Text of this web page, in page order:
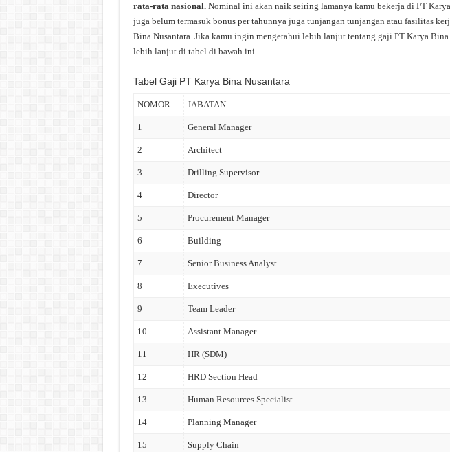
rata-rata nasional. Nominal ini akan naik seiring lamanya kamu bekerja di PT
juga belum termasuk bonus per tahunnya juga tunjangan tunjangan atau fasilitas
Bina Nusantara. Jika kamu ingin mengetahui lebih lanjut tentang gaji PT Karya Bina
lebih lanjut di tabel di bawah ini.
Tabel Gaji PT Karya Bina Nusantara
NOMOR JABATAN
1 General Manager
2 Architect
3 Drilling Supervisor
4 Director
5 Procurement Manager
6 Building
7 Senior Business Analyst
8 Executives
9 Team Leader
10 Assistant Manager
11 HR (SDM)
12 HRD Section Head
13 Human Resources Specialist
14 Planning Manager
15 Supply Chain